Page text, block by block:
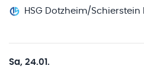
HSG Dotzheim/Schierstein II
Sa, 24.01.